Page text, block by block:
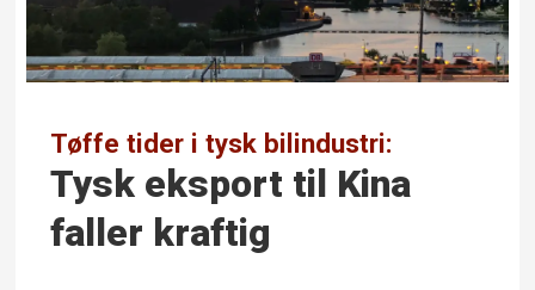
Tøffe tider i tysk bilindustri:
Tysk eksport til Kina
faller kraftig